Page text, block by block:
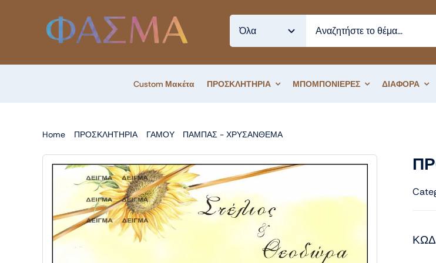
Custom Μακέτα ΠΡΟΣΚΛΗΤΗΡΙΑ ΜΠΟΜΠΟΝΙΕΡΕΣ ΔΙΑΦΟΡΑ
Home ΠΡΟΣΚΛΗΤΗΡΙΑ ΓΑΜΟΥ ΠΑΜΠΑΣ - ΧΡΥΣΑΝΘΕΜΑ